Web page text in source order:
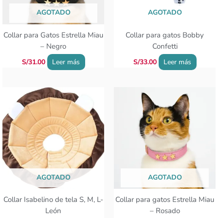
AGOTADO
Collar para Gatos Estrella Miau
– Negro
S/31.00 Leer más
AGOTADO
Collar para gatos Bobby
Confetti
S/33.00 Leer más
AGOTADO
Collar Isabelino de tela S, M, L-
León
Rango
de
precios:
desde
S/43.00
hasta
S/57.00
Este
producto
múltiples
variantes.
Las
opciones
se
pueden
en
AGOTADO
Collar para gatos Estrella Miau
– Rosado